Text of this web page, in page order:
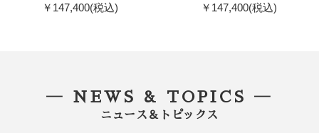
￥147,400(税込)
￥147,400(税込)
― NEWS & TOPICS ―
ニュース＆トピックス